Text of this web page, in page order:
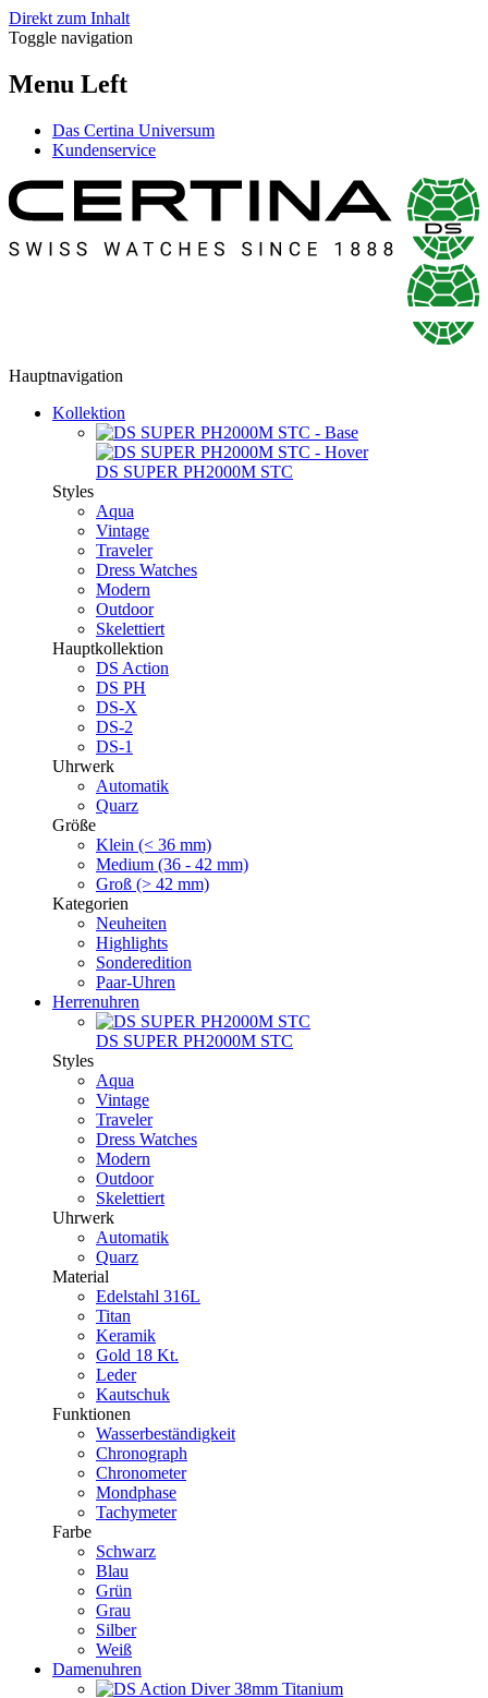
Direkt zum Inhalt
Toggle navigation
Menu Left
Das Certina Universum
Kundenservice
Hauptnavigation
Kollektion
DS SUPER PH2000M STC
Styles
Aqua
Vintage
Traveler
Dress Watches
Modern
Outdoor
Skelettiert
Hauptkollektion
DS Action
DS PH
DS-X
DS-2
DS-1
Uhrwerk
Automatik
Quarz
Größe
Klein (< 36 mm)
Medium (36 - 42 mm)
Groß (> 42 mm)
Kategorien
Neuheiten
Highlights
Sonderedition
Paar-Uhren
Herrenuhren
DS SUPER PH2000M STC
Styles
Aqua
Vintage
Traveler
Dress Watches
Modern
Outdoor
Skelettiert
Uhrwerk
Automatik
Quarz
Material
Edelstahl 316L
Titan
Keramik
Gold 18 Kt.
Leder
Kautschuk
Funktionen
Wasserbeständigkeit
Chronograph
Chronometer
Mondphase
Tachymeter
Farbe
Schwarz
Blau
Grün
Grau
Silber
Weiß
Damenuhren